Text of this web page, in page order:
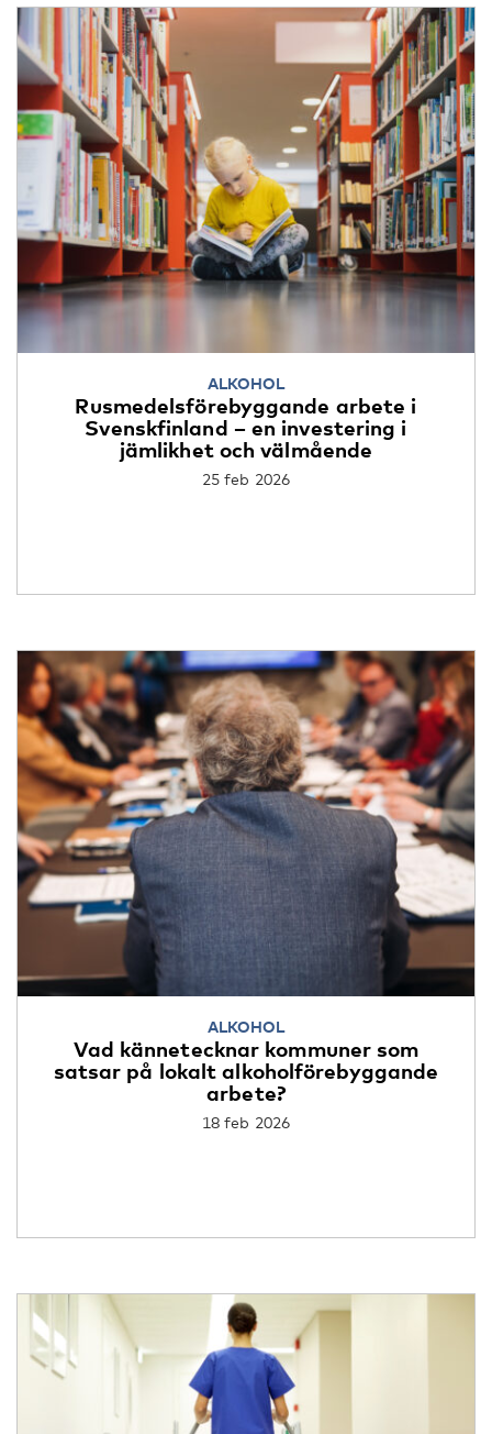
ALKOHOL
Rusmedelsförebyggande arbete i
Svenskfinland – en investering i
jämlikhet och välmående
25 feb 2026
ALKOHOL
Vad kännetecknar kommuner som
satsar på lokalt alkoholförebyggande
arbete?
18 feb 2026